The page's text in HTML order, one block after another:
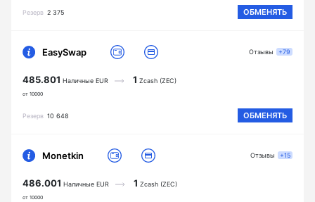
Резерв 2 375 ОБМЕНЯТЬ
EasySwap
485.801 Наличные EUR
от 10000
1 Zcash (ZEC)
Резерв 10 648 ОБМЕНЯТЬ
Отзывы +79
Monetkin
486.001 Наличные EUR
от 10000
1 Zcash (ZEC)
Отзывы +15